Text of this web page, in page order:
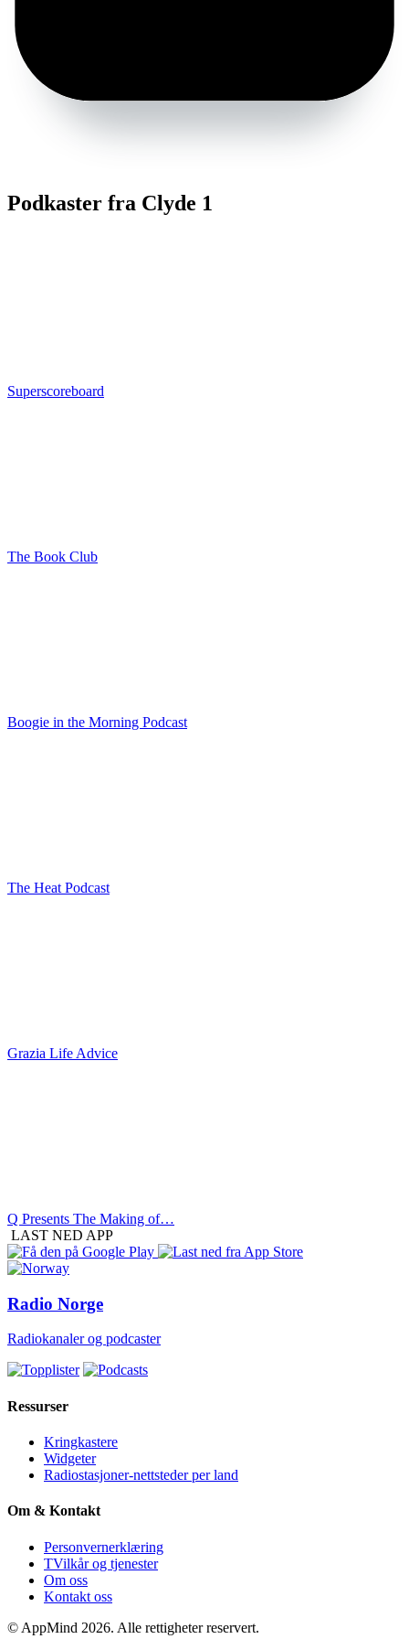
Podkaster fra Clyde 1
Superscoreboard
The Book Club
Boogie in the Morning Podcast
The Heat Podcast
Grazia Life Advice
Q Presents The Making of…
LAST NED APP
Radio Norge
Radiokanaler og podcaster
Ressurser
Kringkastere
Widgeter
Radiostasjoner-nettsteder per land
Om & Kontakt
Personvernerklæring
TVilkår og tjenester
Om oss
Kontakt oss
© AppMind 2026. Alle rettigheter reservert.